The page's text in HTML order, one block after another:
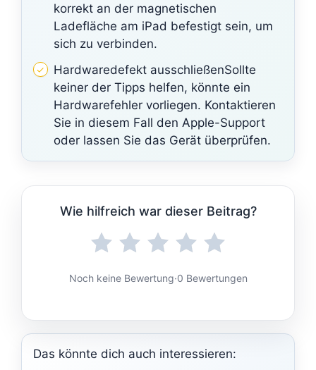
korrekt an der magnetischen
Ladefläche am iPad befestigt sein, um
sich zu verbinden.
Hardwaredefekt ausschließenSollte
keiner der Tipps helfen, könnte ein
Hardwarefehler vorliegen. Kontaktieren
Sie in diesem Fall den Apple-Support
oder lassen Sie das Gerät überprüfen.
Wie hilfreich war dieser Beitrag?
Noch keine Bewertung·0 Bewertungen
Das könnte dich auch interessieren: